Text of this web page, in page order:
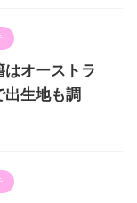
オーストラ
出生地も調